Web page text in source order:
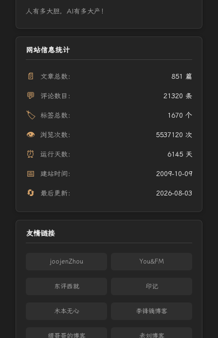
人有多大胆，AI有多大产！
网站信息统计
📄 文章总数： 851 篇
💬 评论数目： 21320 条
🏷️ 标签总数： 1670 个
👁️ 浏览次数： 5537120 次
⏰ 运行天数： 6145 天
📅 建站时间： 2009-10-09
🔄 最后更新： 2026-08-03
友情链接
joojenZhou You&FM
东评西就 印记
木本无心 李锋镝博客
缙哥哥的博客 老刘博客